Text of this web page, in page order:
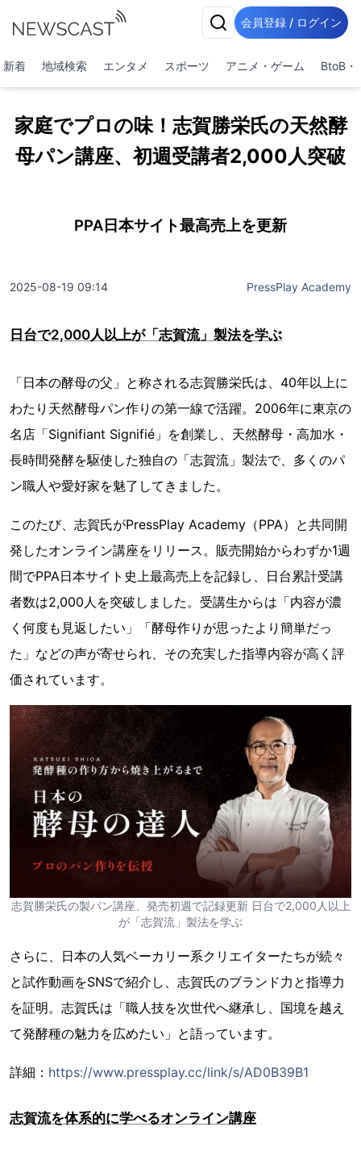
会員登録 / ログイン
新着 地域検索 エンタメ スポーツ アニメ・ゲーム BtoB・
家庭でプロの味！志賀勝栄氏の天然酵
母パン講座、初週受講者2,000人突破
PPA日本サイト最高売上を更新
2025-08-19 09:14 PressPlay Academy
日台で2,000人以上が「志賀流」製法を学ぶ
「日本の酵母の父」と称される志賀勝栄氏は、40年以上に
わたり天然酵母パン作りの第一線で活躍。2006年に東京の
名店「Signifiant Signifié」を創業し、天然酵母・高加水・
長時間発酵を駆使した独自の「志賀流」製法で、多くのパ
ン職人や愛好家を魅了してきました。
このたび、志賀氏がPressPlay Academy（PPA）と共同開
発したオンライン講座をリリース。販売開始からわずか1週
間でPPA日本サイト史上最高売上を記録し、日台累計受講
者数は2,000人を突破しました。受講生からは「内容が濃
く何度も見返したい」「酵母作りが思ったより簡単だっ
た」などの声が寄せられ、その充実した指導内容が高く評
価されています。
志賀勝栄氏の製パン講座、発売初週で記録更新 日台で2,000人以上
が「志賀流」製法を学ぶ
さらに、日本の人気ベーカリー系クリエイターたちが続々
と試作動画をSNSで紹介し、志賀氏のブランド力と指導力
を証明。志賀氏は「職人技を次世代へ継承し、国境を越え
て発酵種の魅力を広めたい」と語っています。
詳細： https://www.pressplay.cc/link/s/AD0B39B1
志賀流を体系的に学べるオンライン講座